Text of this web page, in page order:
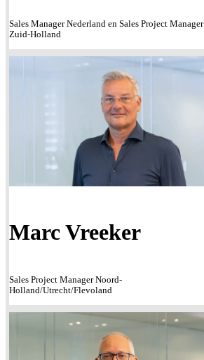
Sales Manager Nederland en Sales Project Manager
Zuid-Holland
Marc Vreeker
Sales Project Manager Noord-
Holland/Utrecht/Flevoland